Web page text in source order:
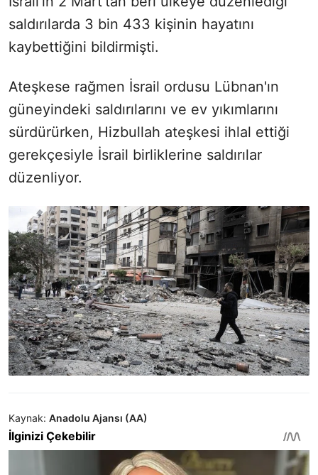
saldırılarda 3 bin 433 kişinin hayatını
kaybettiğini bildirmişti.
Ateşkese rağmen İsrail ordusu Lübnan'ın
güneyindeki saldırılarını ve ev yıkımlarını
sürdürürken, Hizbullah ateşkesi ihlal ettiği
gerekçesiyle İsrail birliklerine saldırılar
düzenliyor.
Kaynak: Anadolu Ajansı (AA)